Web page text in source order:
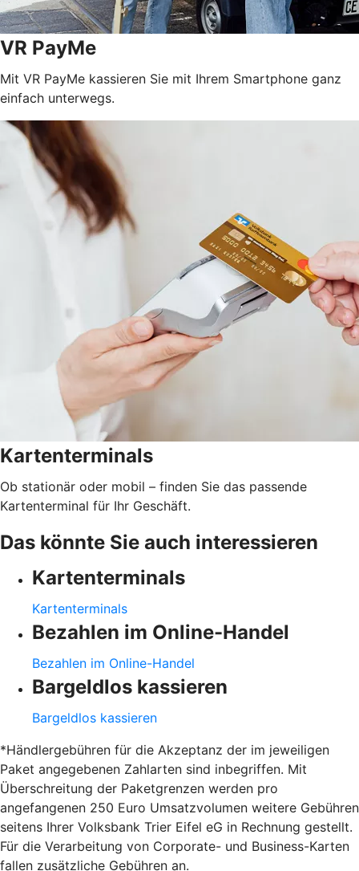
VR PayMe
Mit VR PayMe kassieren Sie mit Ihrem Smartphone ganz
einfach unterwegs.
Kartenterminals
Ob stationär oder mobil – finden Sie das passende
Kartenterminal für Ihr Geschäft.
Das könnte Sie auch interessieren
Kartenterminals
Kartenterminals
Bezahlen im Online-Handel
Bezahlen im Online-Handel
Bargeldlos kassieren
Bargeldlos kassieren
*Händlergebühren für die Akzeptanz der im jeweiligen
Paket angegebenen Zahlarten sind inbegriffen. Mit
Überschreitung der Paketgrenzen werden pro
angefangenen 250 Euro Umsatzvolumen weitere Gebühren
seitens Ihrer Volksbank Trier Eifel eG in Rechnung gestellt.
Für die Verarbeitung von Corporate- und Business-Karten
fallen zusätzliche Gebühren an.